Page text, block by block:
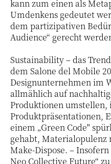
kann zum einen als
Umdenkens gedeutet
dem partizipativen
Audience“ gerecht
Sustainability – das
dem Salone del Mobile
Designunternehmen im
allmählich auf
Produktionen umstellen,
Produktpräsentationen,
einem „Green Code"
gehabt, Materialopulenz
Make-Dispose. –
Neo Collective Future“